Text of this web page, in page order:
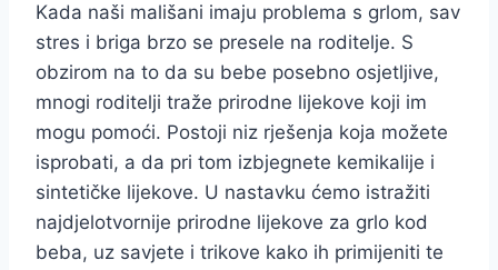
Kada naši mališani imaju problema s grlom, sav
stres i briga brzo se presele na roditelje. S
obzirom na to da su bebe posebno osjetljive,
mnogi roditelji traže prirodne lijekove koji im
mogu pomoći. Postoji niz rješenja koja možete
isprobati, a da pri tom izbjegnete kemikalije i
sintetičke lijekove. U nastavku ćemo istražiti
najdjelotvornije prirodne lijekove za grlo kod
beba, uz savjete i trikove kako ih primijeniti te